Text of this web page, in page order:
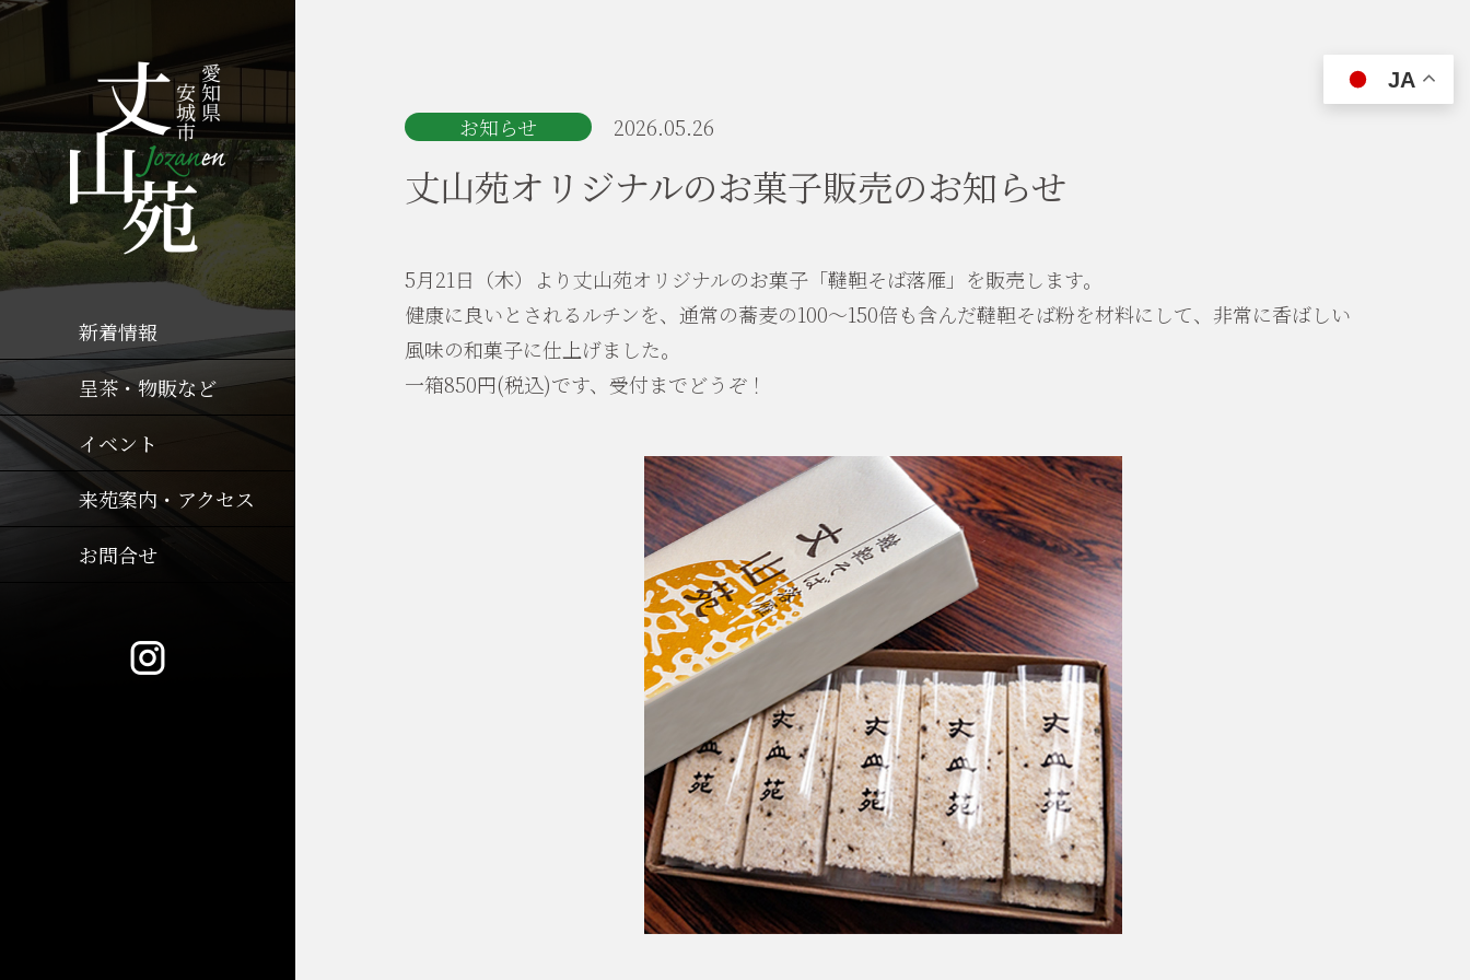
JA
新着情報
呈茶・物販など
イベント
来苑案内・アクセス
お問合せ
お知らせ 2026.05.26
丈山苑オリジナルのお菓子販売のお知らせ
5月21日（木）より丈山苑オリジナルのお菓子「韃靼そば落雁」を販売します。
健康に良いとされるルチンを、通常の蕎麦の100～150倍も含んだ韃靼そば粉を材料にして、非常に香ばしい
風味の和菓子に仕上げました。
一箱850円(税込)です、受付までどうぞ！